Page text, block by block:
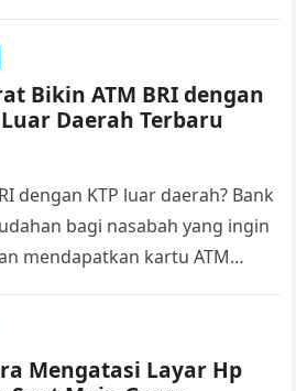
Bikin ATM BRI dengan
Luar Daerah Terbaru
dengan KTP luar daerah? Bank
bagi nasabah yang ingin
mendapatkan kartu ATM
Mengatasi Layar Hp